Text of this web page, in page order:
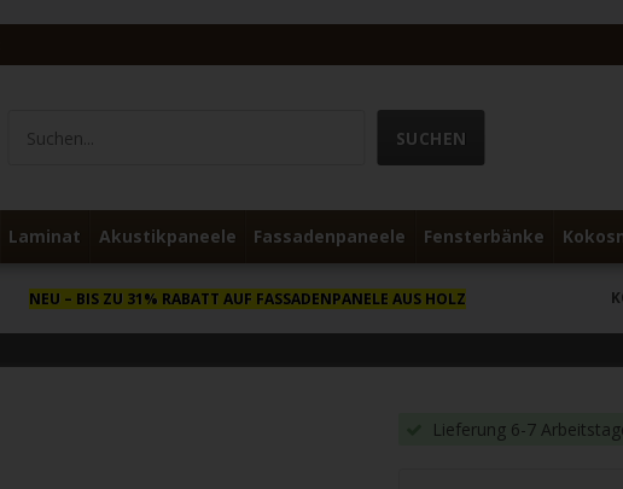
Laminat Akustikpaneele Fassadenpaneele Fensterbänke
NEU – BIS ZU 31% RABATT AUF FASSADENPANELE AUS HOLZ
Lieferung 6-7